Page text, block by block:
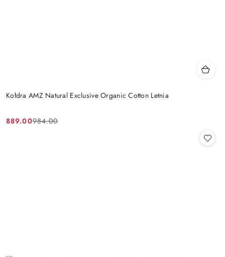
Kołdra AMZ Natural Exclusive Organic Cotton Letnia
Cena
889.00
Cena
984.00